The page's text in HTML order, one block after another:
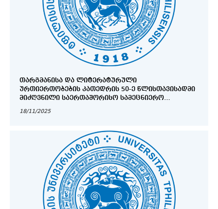
ᲗᲐᲠᲒᲛᲐᲜᲘᲡᲐ ᲓᲐ ᲚᲘᲢᲔᲠᲐᲢᲣᲠᲣᲚᲘ
ᲣᲠᲗᲘᲔᲠᲗᲝᲑᲔᲑᲘᲡ ᲙᲐᲗᲔᲓᲠᲘᲡ 50-Ე ᲬᲚᲘᲡᲗᲐᲕᲘᲡᲐᲓᲛᲘ
ᲛᲘᲫᲦᲕᲜᲘᲚᲘ ᲡᲐᲔᲠᲗᲐᲨᲝᲠᲘᲡᲝ ᲡᲐᲛᲔᲪᲜᲘᲔᲠᲝ
ᲘᲓᲔᲜᲢᲝᲑᲐ: ᲗᲐᲜᲐᲛᲔᲓᲠᲝᲕᲔ ᲰᲣᲛᲐᲜᲘᲢᲐᲠᲣᲚᲘ
18/11/2025